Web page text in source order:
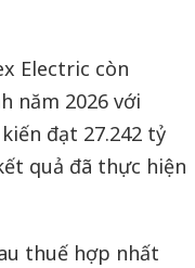
Electric còn
năm 2026 với
đạt 27.242 tỷ
quả đã thực hiện
thuế hợp nhất